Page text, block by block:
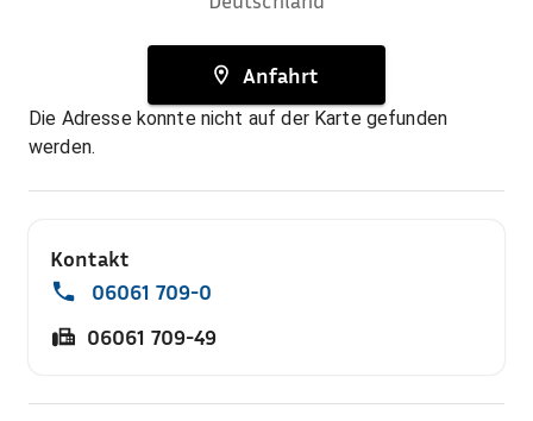
Anfahrt
Die Adresse konnte nicht auf der Karte gefunden
werden.
Kontakt
06061 709-0
06061 709-49